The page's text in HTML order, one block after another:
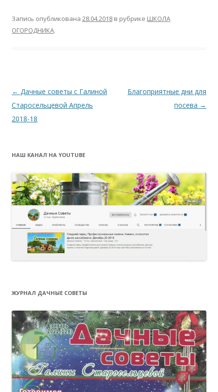
Запись опубликована 28.04.2018 в рубрике ШКОЛА
ОГОРОДНИКА.
Навигация
по
записям
← Дачные советы с Галиной
Старосельцевой Апрель
2018-18
Благоприятные дни для
посева →
НАШ КАНАЛ НА YOUTUBE
ЖУРНАЛ ДАЧНЫЕ СОВЕТЫ